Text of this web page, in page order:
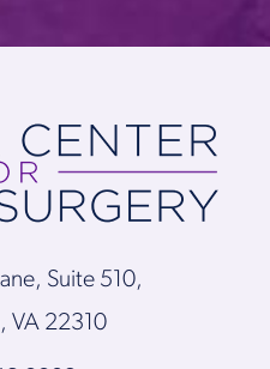
Suite 510,
VA 22310